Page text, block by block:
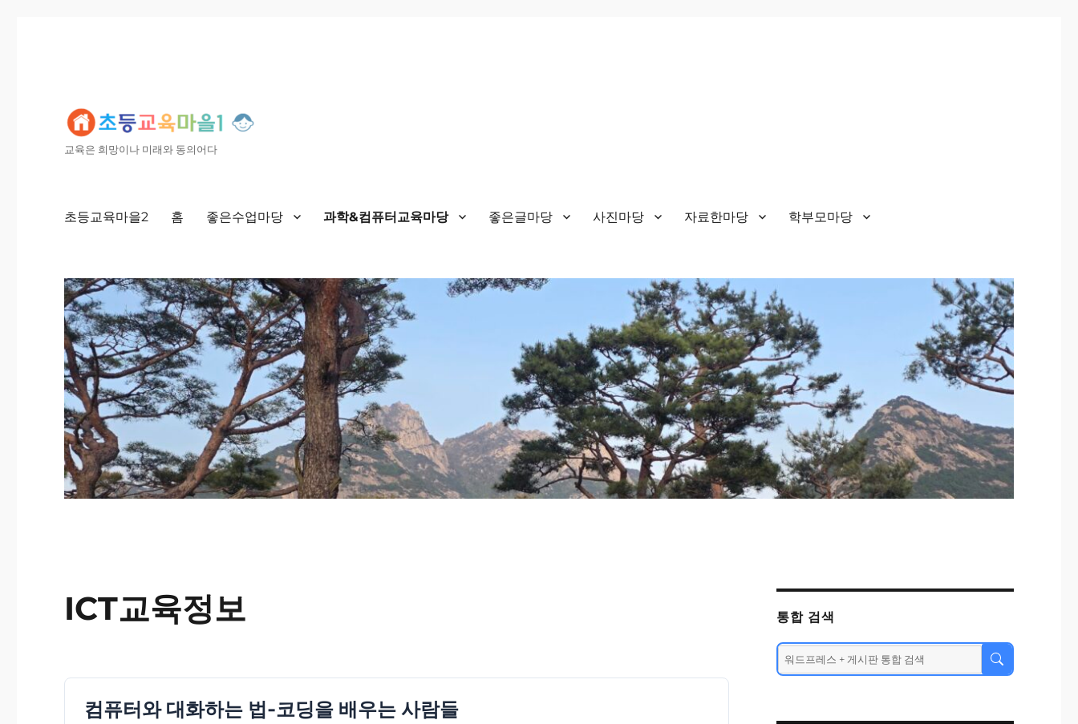
교육은 희망이나 미래와 동의어다
초등교육마을2 홈 좋은수업마당 과학&컴퓨터교육마당 좋은글마당 사진마당 자료한마당 학부모마당
ICT교육정보
컴퓨터와 대화하는 법-코딩을 배우는 사람들
통합 검색